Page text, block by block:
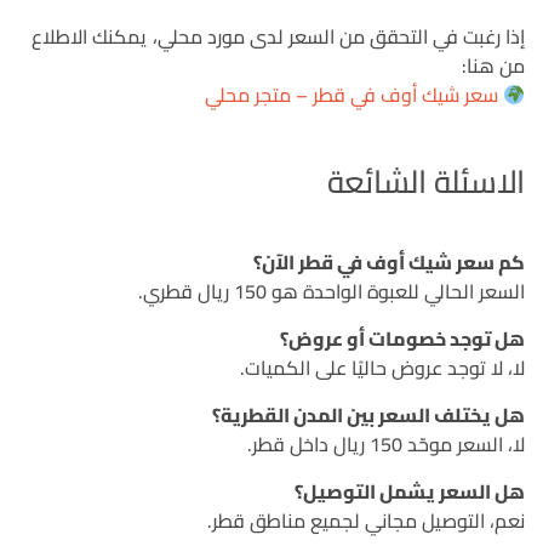
إذا رغبت في التحقق من السعر لدى مورد محلي، يمكنك الاطلاع
من هنا:
سعر شيك أوف في قطر – متجر محلي
الاسئلة الشائعة
كم سعر شيك أوف في قطر الآن؟
السعر الحالي للعبوة الواحدة هو 150 ريال قطري.
هل توجد خصومات أو عروض؟
لا، لا توجد عروض حاليًا على الكميات.
هل يختلف السعر بين المدن القطرية؟
لا، السعر موحّد 150 ريال داخل قطر.
هل السعر يشمل التوصيل؟
نعم، التوصيل مجاني لجميع مناطق قطر.